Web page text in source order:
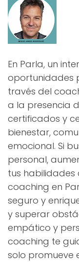
En Parla, un
oportunidades
través del
a la presencia
certificados y
bienestar,
emocional. Si
personal,
tus habilidades
coaching en
seguro y
y superar
empático y
coaching te
solo promueve